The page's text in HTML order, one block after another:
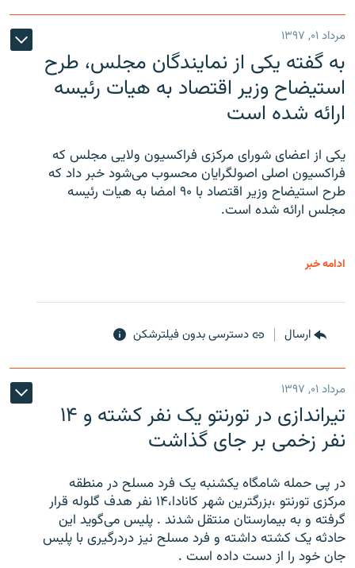
مرداد ۰۱, ۱۳۹۷
به گفته یکی از نمایندگان مجلس، طرح
استیضاح وزیر اقتصاد به هیات رئیسه
ارائه شده است
یکی از اعضای شورای مرکزی فراکسیون ولایی مجلس که
فراکسیون اصلی اصولگرایان محسوب می‌شود خبر داد که
طرح استیضاح وزیر اقتصاد با ۹۰ امضا به هیات رئیسه
مجلس ارائه شده است.
ادامه خبر
ارسال دسترسی بدون فیلترشکن
مرداد ۰۱, ۱۳۹۷
تیراندازی در تورنتو یک نفر کشته و ۱۴
نفر زخمی بر جای گذاشت
در پی حمله شامگاه یکشنبه یک فرد مسلح در منطقه
مرکزی تورنتو ،‌بزرگترین شهر کانادا،۱۴ نفر هدف گلوله قرار
گرفته و به بیمارستان منتقل شدند . پلیس می‌گوید این
حادثه یک کشته داشته و فرد مسلح نیز دردرگیری با پلیس
جان خود را از دست داده است .